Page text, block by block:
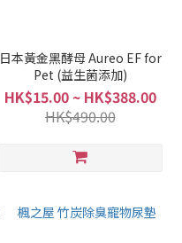
日本黃金黑酵母 Aureo EF for
Pet (益生菌添加)
HK$15.00 ~ HK$388.00
HK$490.00